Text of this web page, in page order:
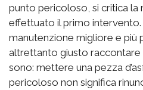
punto pericoloso, si critica la
effettuato il primo
manutenzione migliore e più
altrettanto giusto
sono: mettere una pezza
pericoloso non significa